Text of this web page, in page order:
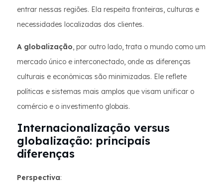
entrar nessas regiões. Ela respeita fronteiras, culturas e
necessidades localizadas dos clientes.
A globalização, por outro lado, trata o mundo como um
mercado único e interconectado, onde as diferenças
culturais e econômicas são minimizadas. Ele reflete
políticas e sistemas mais amplos que visam unificar o
comércio e o investimento globais.
Internacionalização versus
globalização: principais
diferenças
Perspectiva: